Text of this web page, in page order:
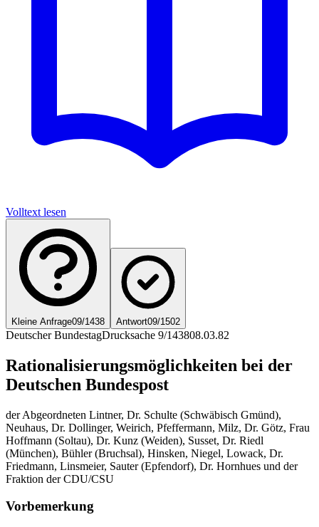
Volltext lesen
Kleine Anfrage09/1438 Antwort09/1502
Deutscher BundestagDrucksache 9/143808.03.82
Rationalisierungsmöglichkeiten bei der
Deutschen Bundespost
der Abgeordneten Lintner, Dr. Schulte (Schwäbisch Gmünd),
Neuhaus, Dr. Dollinger, Weirich, Pfeffermann, Milz, Dr. Götz, Frau
Hoffmann (Soltau), Dr. Kunz (Weiden), Susset, Dr. Riedl
(München), Bühler (Bruchsal), Hinsken, Niegel, Lowack, Dr.
Friedmann, Linsmeier, Sauter (Epfendorf), Dr. Hornhues und der
Fraktion der CDU/CSU
Vorbemerkung